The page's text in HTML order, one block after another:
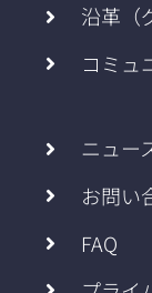
沿革（
コミュ
ニュー
お問い
FAQ